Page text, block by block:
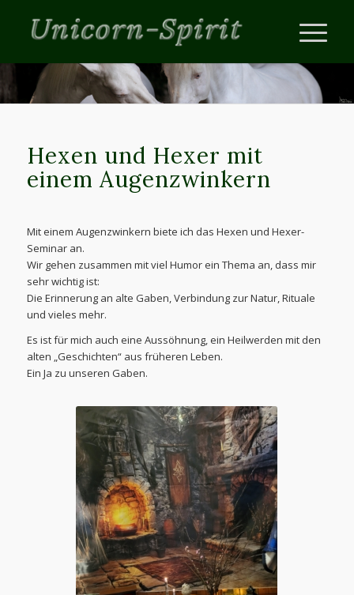
Hexen und Hexer mit
einem Augenzwinkern
Mit einem Augenzwinkern biete ich das Hexen und Hexer-
Seminar an.
Wir gehen zusammen mit viel Humor ein Thema an, dass mir
sehr wichtig ist:
Die Erinnerung an alte Gaben, Verbindung zur Natur, Rituale
und vieles mehr.
Es ist für mich auch eine Aussöhnung, ein Heilwerden mit den
alten „Geschichten“ aus früheren Leben.
Ein Ja zu unseren Gaben.